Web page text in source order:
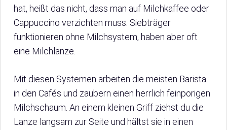
hat, heißt das nicht, dass man auf Milchkaffee oder
Cappuccino verzichten muss. Siebträger
funktionieren ohne Milchsystem, haben aber oft
eine Milchlanze.
Mit diesen Systemen arbeiten die meisten Barista
in den Cafés und zaubern einen herrlich feinporigen
Milchschaum. An einem kleinen Griff ziehst du die
Lanze langsam zur Seite und hältst sie in einen